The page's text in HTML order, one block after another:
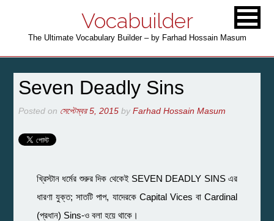
Vocabuilder
The Ultimate Vocabulary Builder – by Farhad Hossain Masum
Seven Deadly Sins
Posted on সেপ্টেম্বর 5, 2015 byFarhad Hossain Masum
খ্রিস্টান ধর্মের শুরুর দিক থেকেই SEVEN DEADLY SINS এর
ধারণা যুক্ত; সাতটি পাপ, যাদেরকে Capital Vices বা Cardinal
(প্রধান) Sins-ও বলা হয়ে থাকে।